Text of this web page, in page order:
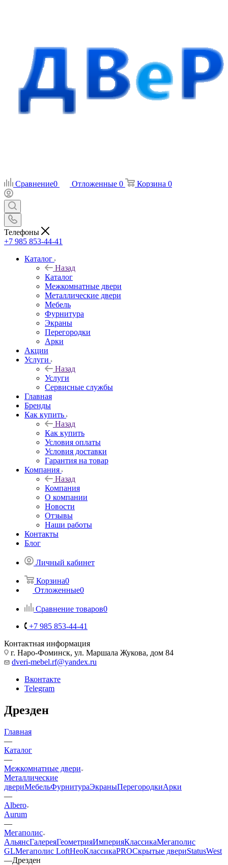
Сравнение0 Отложенные 0 Корзина 0
Телефоны
+7 985 853-44-41
Каталог
Назад
Каталог
Межкомнатные двери
Металлические двери
Мебель
Фурнитура
Экраны
Перегородки
Арки
Акции
Услуги
Назад
Услуги
Сервисные службы
Главная
Бренды
Как купить
Назад
Как купить
Условия оплаты
Условия доставки
Гарантия на товар
Компания
Назад
Компания
О компании
Новости
Отзывы
Наши работы
Контакты
Блог
Личный кабинет
Корзина0
Отложенные0
Сравнение товаров0
+7 985 853-44-41
Контактная информация
г. Наро-Фоминск, ул. Маршала Жукова, дом 84
dveri-mebel.rf@yandex.ru
Вконтакте
Telegram
Дрезден
Главная
—
Каталог
—
Межкомнатные двери
Металлические
двериМебельФурнитураЭкраныПерегородкиАрки
—
Albero
Aurum
—
Мегаполис
АльянсГалереяГеометрияИмперияКлассикаМегаполис
GLМегаполис LoftНеоКлассикаPROСкрытые двериStatusWest
—Дрезден